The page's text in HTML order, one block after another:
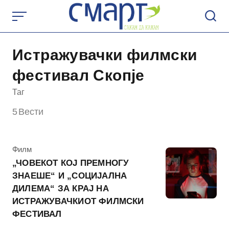
content
Истражувачки филмски
фестивал Скопје
Таг
5Вести
КАтегорија
Филм
„ЧОВЕКОТ КОЈ ПРЕМНОГУ
ЗНАЕШЕ“ И „СОЦИЈАЛНА
ДИЛЕМА“ ЗА КРАЈ НА
ИСТРАЖУВАЧКИОТ ФИЛМСКИ
ФЕСТИВАЛ